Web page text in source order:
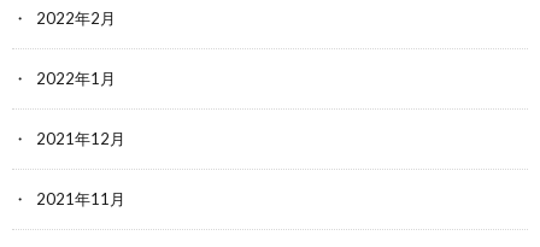
2022年2月
2022年1月
2021年12月
2021年11月